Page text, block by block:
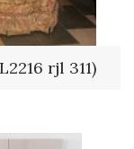
rjl 311)